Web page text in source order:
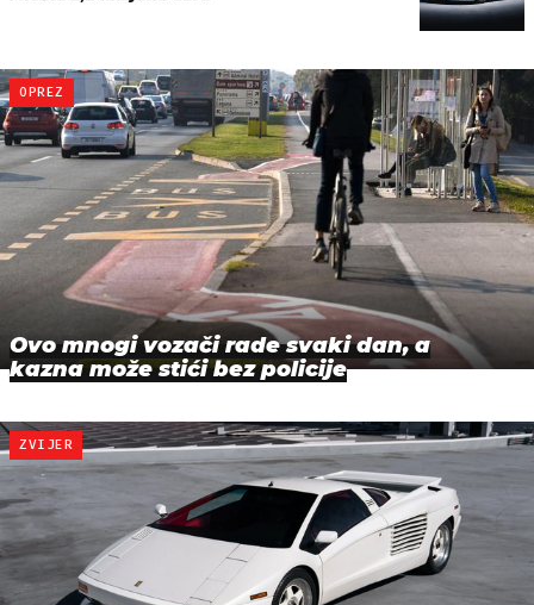
OPREZ
Ovo mnogi vozači rade svaki dan, a
kazna može stići bez policije
ZVIJER